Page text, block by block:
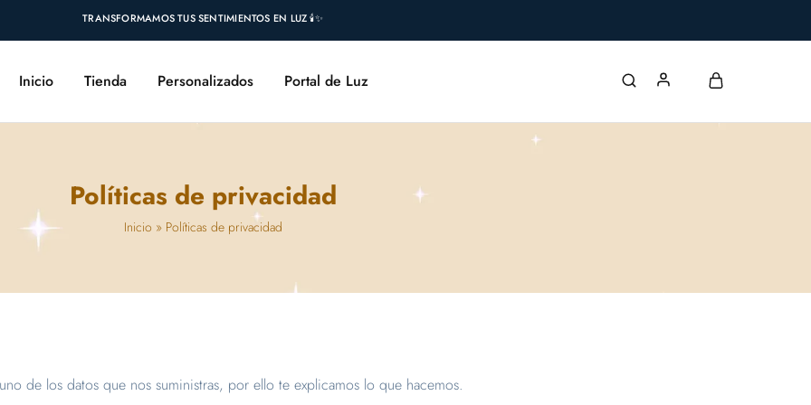
TRANSFORMAMOS TUS SENTIMIENTOS EN LUZ 🕯️✨
Inicio Tienda Personalizados Portal de Luz
Inicio » Políticas de privacidad
Políticas de privacidad
de los datos que nos suministras, por ello te explicamos lo que hacemos.